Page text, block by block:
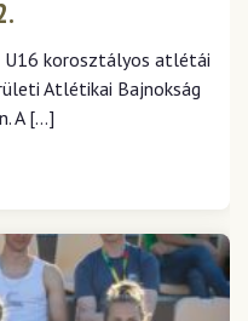
korosztályos atlétái
Atlétikai Bajnokság
A […]